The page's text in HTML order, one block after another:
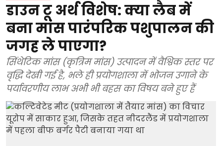
डाउन टू अर्थ विशेष: क्या लैब में
बना मांस पारंपरिक पशुपालन की
जगह ले पाएगा?
सिंथेटिक मांस (कृत्रिम मांस) उत्पादन में वैश्विक स्तर पर
वृद्धि देखी गई है, भले ही प्रयोगशाला में भोजन उगाने के
पर्यावरणीय लाभ अभी भी बहस का विषय बने हुए हैं